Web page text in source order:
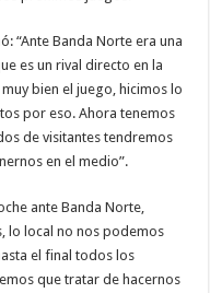
“Ante Banda Norte era una
es un rival directo en la
bien el juego, hicimos lo
por eso. Ahora tenemos
de visitantes tendremos
en el medio”.
ante Banda Norte,
lo local no nos podemos
el final todos los
que tratar de hacernos